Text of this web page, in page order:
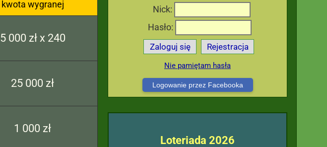
Nick:
Hasło:
Zaloguj się Rejestracja
Nie pamiętam hasła
Logowanie przez Facebooka
Loteriada 2026
kwota wygranej
5 000 zł x 240
25 000 zł
1 000 zł